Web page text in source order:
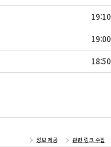
19:10
19:00
18:50
정보 제공 관련 링크 수집